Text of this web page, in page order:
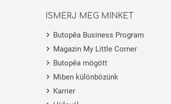
ISMERJ MEG MINKET
Butopêa Business Program
Magazin My Little Corner
Butopêa mögött
Miben különbözünk
Karrier